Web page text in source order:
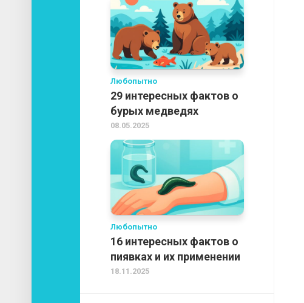
Любопытно
29 интересных фактов о
бурых медведях
08.05.2025
Любопытно
16 интересных фактов о
пиявках и их применении
18.11.2025